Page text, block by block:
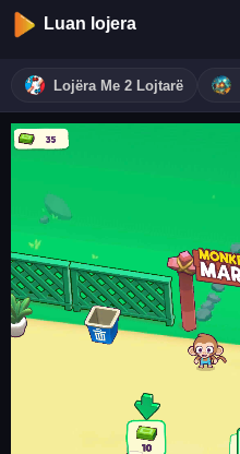
Luan lojera
Lojëra Me 2 Lojtarë